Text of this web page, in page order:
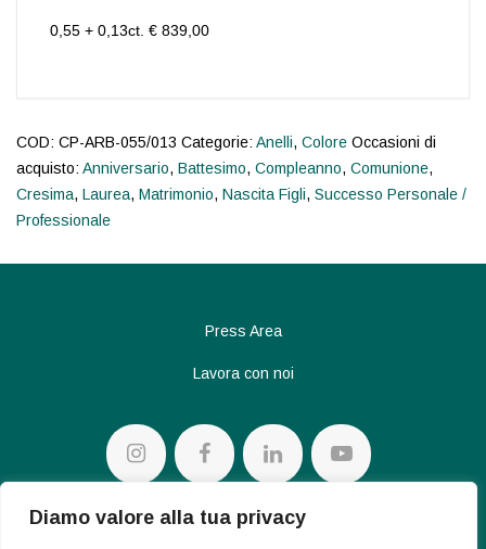
Diamo valore alla tua privacy
0,55 + 0,13ct. € 839,00
COD: CP-ARB-055/013 Categorie: Anelli, Colore Occasioni di
acquisto: Anniversario, Battesimo, Compleanno, Comunione,
Cresima, Laurea, Matrimonio, Nascita Figli, Successo Personale /
Professionale
Press Area
Lavora con noi